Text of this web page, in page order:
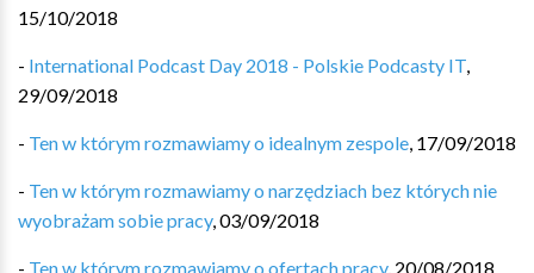
15/10/2018
- International Podcast Day 2018 - Polskie Podcasty IT,
29/09/2018
- Ten w którym rozmawiamy o idealnym zespole, 17/09/2018
- Ten w którym rozmawiamy o narzędziach bez których nie
wyobrażam sobie pracy,03/09/2018
- Ten w którym rozmawiamy o ofertach pracy, 20/08/2018